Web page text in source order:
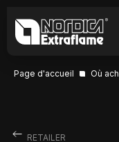
Page d'accueil Où
RETAILER